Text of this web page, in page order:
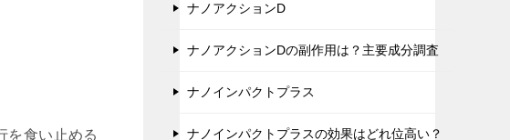
を食い止める
ナノアクションD
ナノアクションDの副作用は？主要成分調査
ナノインパクトプラス
ナノインパクトプラスの効果はどれ位高い？